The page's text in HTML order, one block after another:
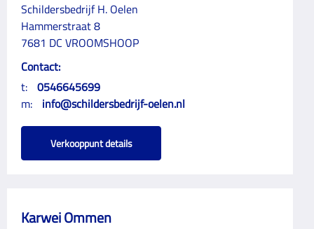
Schildersbedrijf H. Oelen
Hammerstraat 8
7681 DC VROOMSHOOP
Contact:
t: 0546645699
m:
info@schildersbedrijf-oelen.nl
Verkooppunt details
Karwei Ommen